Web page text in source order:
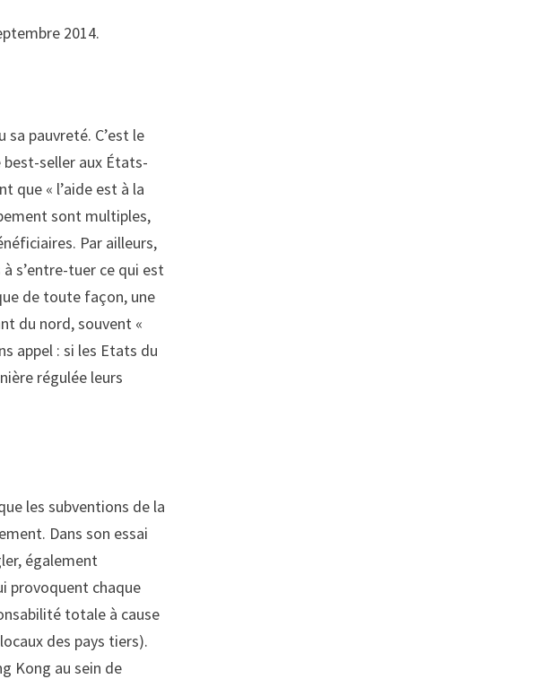
2014.
pauvreté. C’est le
best-seller aux États-
que « l’aide est à la
sont multiples,
Par ailleurs,
s’entre-tuer ce qui est
de toute façon, une
du nord, souvent «
appel : si les Etats du
régulée leurs
les subventions de la
Dans son essai
également
provoquent chaque
totale à cause
des pays tiers).
Kong au sein de